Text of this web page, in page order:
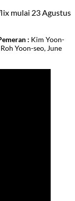
mulai 23 Agustus
: Kim Yoon-
Yoon-seo, June